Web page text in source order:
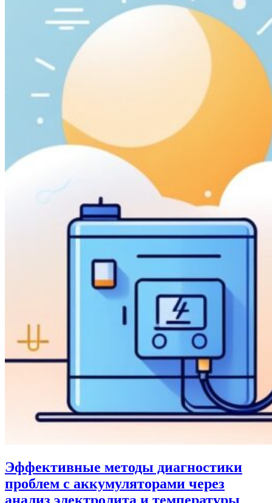
Эффективные методы диагностики
проблем с аккумуляторами через
анализ электролита и температуры